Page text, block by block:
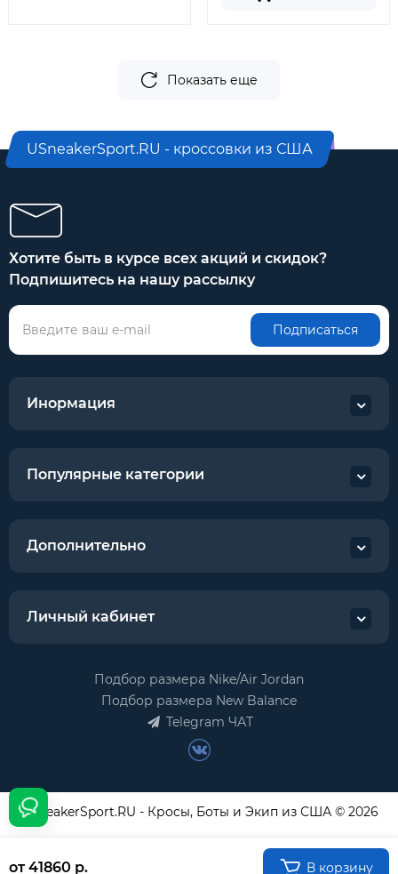
Показать еще
от 41860 р. В корзину
USneakerSport.RU - кроссовки из США
Хотите быть в курсе всех акций и скидок?
Подпишитесь на нашу рассылку
Подписаться
Инормация
Популярные категории
Дополнительно
Личный кабинет
Подбор размера Nike/Air Jordan
Подбор размера New Balance
Telegram ЧАТ
USneakerSport.RU - Кросы, Боты и Экип из США © 2026